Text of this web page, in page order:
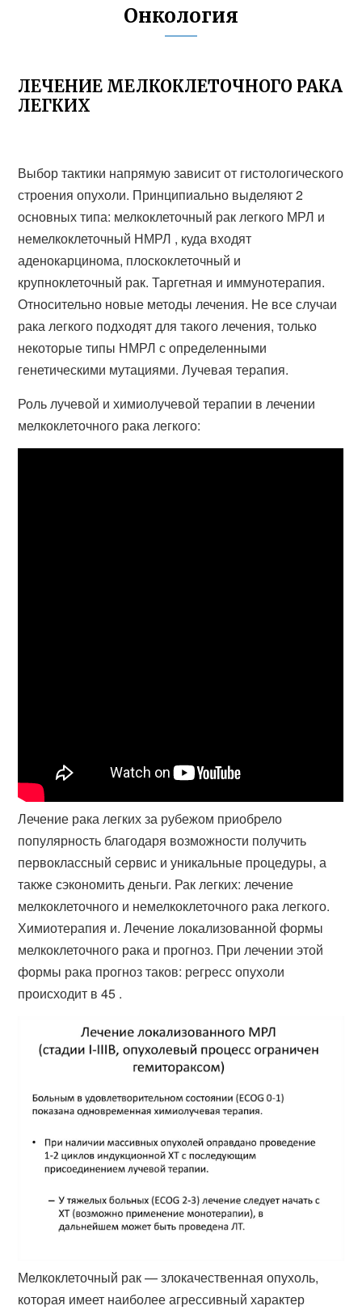
Онкология
ЛЕЧЕНИЕ МЕЛКОКЛЕТОЧНОГО РАКА
ЛЕГКИХ
Выбор тактики напрямую зависит от гистологического
строения опухоли. Принципиально выделяют 2
основных типа: мелкоклеточный рак легкого МРЛ и
немелкоклеточный НМРЛ , куда входят
аденокарцинома, плоскоклеточный и
крупноклеточный рак. Таргетная и иммунотерапия.
Относительно новые методы лечения. Не все случаи
рака легкого подходят для такого лечения, только
некоторые типы НМРЛ с определенными
генетическими мутациями. Лучевая терапия.
Роль лучевой и химиолучевой терапии в лечении
мелкоклеточного рака легкого:
Лечение рака легких за рубежом приобрело
популярность благодаря возможности получить
первоклассный сервис и уникальные процедуры, а
также сэкономить деньги. Рак легких: лечение
мелкоклеточного и немелкоклеточного рака легкого.
Химиотерапия и. Лечение локализованной формы
мелкоклеточного рака и прогноз. При лечении этой
формы рака прогноз таков: регресс опухоли
происходит в 45 .
Мелкоклеточный рак — злокачественная опухоль,
которая имеет наиболее агрессивный характер